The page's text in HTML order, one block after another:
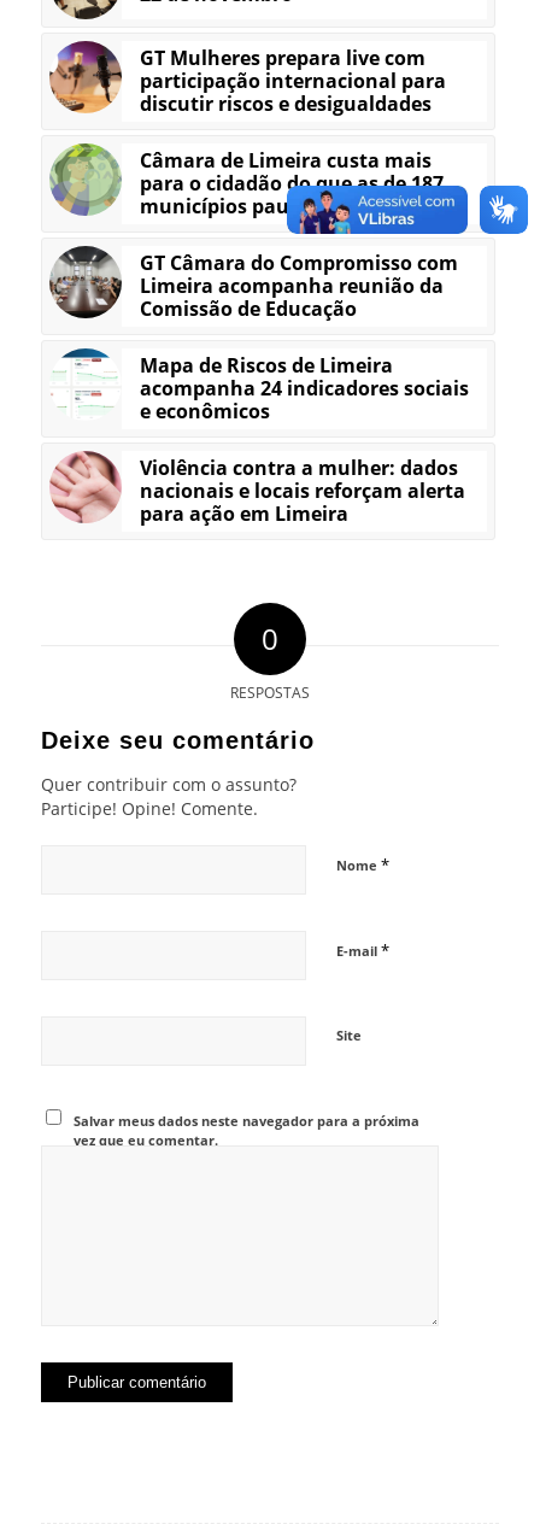
GT Mulheres prepara live com
participação internacional para
discutir riscos e desigualdades
Câmara de Limeira custa mais
para o cidadão do que as de 187
municípios paulistas
GT Câmara do Compromisso com
Limeira acompanha reunião da
Comissão de Educação
Mapa de Riscos de Limeira
acompanha 24 indicadores sociais
e econômicos
Violência contra a mulher: dados
nacionais e locais reforçam alerta
para ação em Limeira
0
RESPOSTAS
Deixe seu comentário
Quer contribuir com o assunto?
Participe! Opine! Comente.
Nome *
E-mail *
Site
Salvar meus dados neste navegador para a próxima
vez que eu comentar.